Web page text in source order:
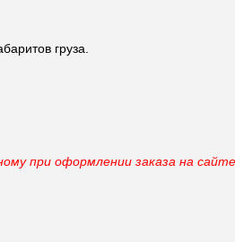
груза.
при оформлении заказа на сайте